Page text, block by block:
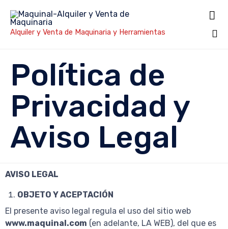
Alquiler y Venta de Maquinaria y Herramientas

Política de
Privacidad y
Aviso Legal
AVISO LEGAL
OBJETO Y ACEPTACIÓN
El presente aviso legal regula el uso del sitio web
www.maquinal.com (en adelante, LA WEB), del que es